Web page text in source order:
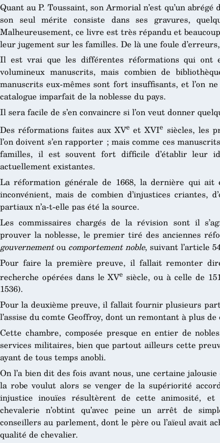
Quant au P. Toussaint, son Armorial n’est qu’un
son seul mérite consiste dans ses gravures,
Malheureusement, ce livre est très répandu et
leur jugement sur les familles. De là une foule
Il est vrai que les différentes réformations qui ont
volumineux manuscrits, mais combien de
manuscrits eux-mêmes sont fort insuffisants, et l’on
catalogue imparfait de la noblesse du pays.
Il sera facile de s’en convaincre si l’on veut donner
Des réformations faites aux XVe et XVIe siècles, les
l’on doivent s’en rapporter ; mais comme ces
familles, il est souvent fort difficile d’établir leur
actuellement existantes.
La réformation générale de 1668, la dernière qui
inconvénient, mais de combien d’injustices criantes,
partiaux n’a-t-elle pas été la source.
Les commissaires chargés de la révision sont il
prouver la noblesse, le premier tiré des anciennes
gouvernementou comportement noble, suivant l’article
Pour faire la première preuve, il fallait remonter
recherche opérées dans le XVe siècle, ou à celle de
1536).
Pour la deuxième preuve, il fallait fournir plusieurs
l’assise du comte Geoffroy, dont un remontant à plus de
Cette chambre, composée presque en entier de
services militaires, bien que partout ailleurs cette
ayant de tous temps anobli.
On l’a bien dit des fois avant nous, une certaine
la robe voulut alors se venger de la supériorité
injustice inouïes résultèrent de cette animosité,
chevalerie n’obtint qu’avec peine un arrêt de
conseillers au parlement, dont le père ou l’aïeul avait
qualité de chevalier.